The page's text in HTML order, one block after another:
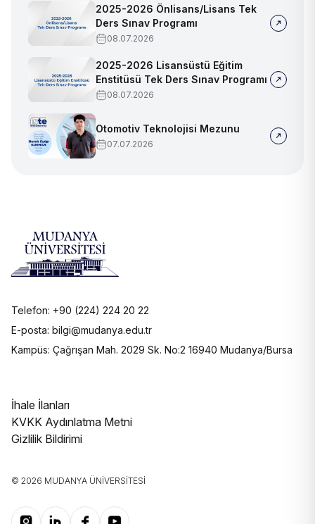
2025-2026 Önlisans/Lisans Tek
Ders Sınav Programı
08.07.2026
2025-2026 Lisansüstü Eğitim
Enstitüsü Tek Ders Sınav Programı
08.07.2026
Otomotiv Teknolojisi Mezunu
07.07.2026
Telefon: +90 (224) 224 20 22
E-posta: bilgi@mudanya.edu.tr
Kampüs: Çağrışan Mah. 2029 Sk. No:2 16940 Mudanya/Bursa
İhale İlanları
KVKK Aydınlatma Metni
Gizlilik Bildirimi
© 2026 MUDANYA ÜNIVERSITESI